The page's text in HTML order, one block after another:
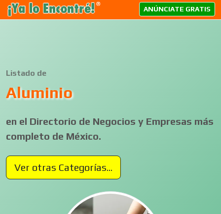
ANÚNCIATE GRATIS
Listado de
Aluminio
en el Directorio de Negocios y Empresas más
completo de México.
Ver otras Categorías...